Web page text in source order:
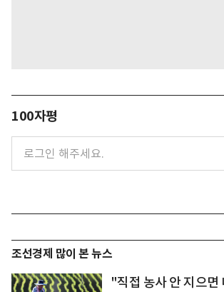
100자평
조선경제 많이 본 뉴스
"직접 농사 안 지으면